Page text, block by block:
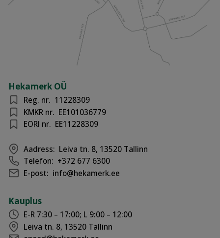
Hekamerk OÜ
Reg. nr. 11228309
KMKR nr. EE101036779
EORI nr. EE11228309
Aadress: Leiva tn. 8, 13520 Tallinn
Telefon: +372 677 6300
E-post: info@hekamerk.ee
Kauplus
E-R 7:30 – 17:00; L 9:00 – 12:00
Leiva tn. 8, 13520 Tallinn